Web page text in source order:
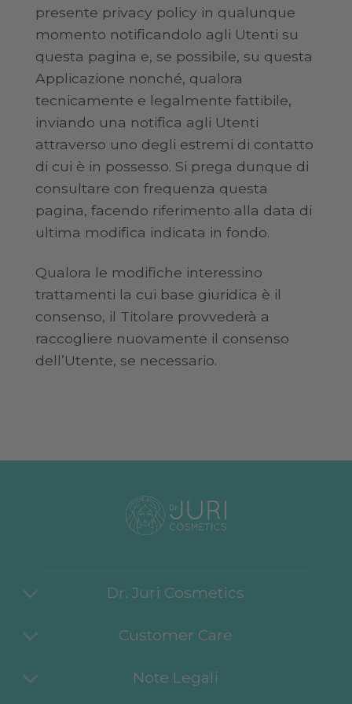
presente privacy policy in qualunque
momento notificandolo agli Utenti su
questa pagina e, se possibile, su questa
Applicazione nonché, qualora
tecnicamente e legalmente fattibile,
inviando una notifica agli Utenti
attraverso uno degli estremi di contatto
di cui è in possesso. Si prega dunque di
consultare con frequenza questa
pagina, facendo riferimento alla data di
ultima modifica indicata in fondo.
Qualora le modifiche interessino
trattamenti la cui base giuridica è il
consenso, il Titolare provvederà a
raccogliere nuovamente il consenso
dell’Utente, se necessario.
Dr. Juri Cosmetics
Customer Care
Note Legali